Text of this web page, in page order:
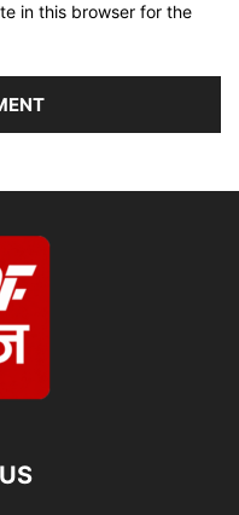
in this browser for the